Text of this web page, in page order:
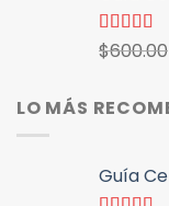
Valorado
con
$600.00
LO MÁS
Guía